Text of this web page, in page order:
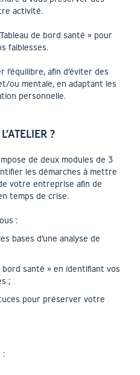
activité.
de bord santé » pour
faiblesses.
afin d’éviter des
ou mentale, en adaptant les
personnelle.
?
de deux modules de 3
les démarches à mettre
votre entreprise afin de
temps de crise.
:
bases d’une analyse de
santé » en identifiant vos
;
pour préserver votre
: